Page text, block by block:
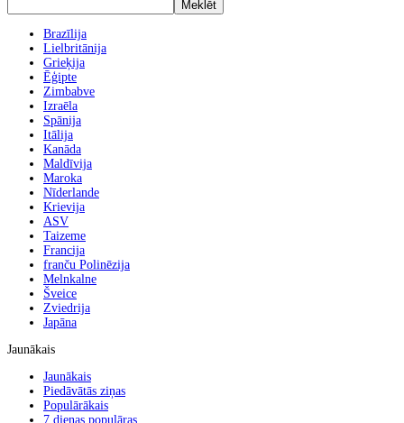
Brazīlija
Lielbritānija
Grieķija
Ēģipte
Zimbabve
Izraēla
Spānija
Itālija
Kanāda
Maldīvija
Maroka
Nīderlande
Krievija
ASV
Taizeme
Francija
franču Polinēzija
Melnkalne
Šveice
Zviedrija
Japāna
Jaunākais
Jaunākais
Piedāvātās ziņas
Populārākais
7 dienas populāras